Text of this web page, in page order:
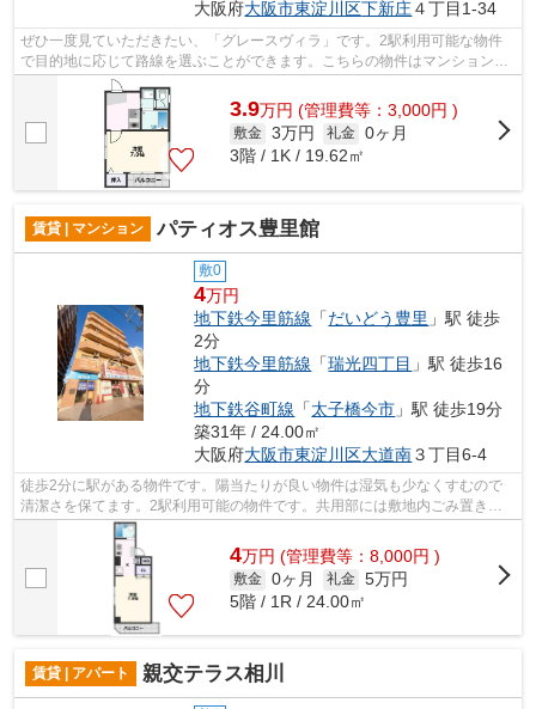
大阪府大阪市東淀川区下新庄４丁目1-34
ぜひ一度見ていただきたい、「グレースヴィラ」です。2駅利用可能な物件
で目的地に応じて路線を選ぶことができます。こちらの物件はマンションで
す。広々とした空間を確保できるのが鉄...
3.9万円 (管理費等：3,000円 )
敷金 3万円 礼金 0ヶ月
3階 / 1K / 19.62㎡
賃貸 | マンション パティオス豊里館
敷0
4万円
地下鉄今里筋線 「だいどう豊里 」駅 徒歩
2分
地下鉄今里筋線 「瑞光四丁目 」駅 徒歩16
分
地下鉄谷町線 「太子橋今市 」駅 徒歩19分
築31年 / 24.00㎡
大阪府大阪市東淀川区大道南３丁目6-4
徒歩2分に駅がある物件です。陽当たりが良い物件は湿気も少なくすむので
清潔さを保てます。2駅利用可能の物件です。共用部には敷地内ごみ置き
場・エレベータなどが揃っております。遮...
4万円 (管理費等：8,000円 )
敷金 0ヶ月 礼金 5万円
5階 / 1R / 24.00㎡
賃貸 | アパート 親交テラス相川